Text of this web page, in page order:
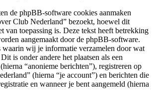
de phpBB-software cookies aanmaken
Club Nederland” bezoekt, hoewel dit
van toepassing is. Deze tekst heeft betrekking
aangemaakt door de phpBB-software.
waarin wij je informatie verzamelen door wat
is onder andere het plaatsen als een
“anonieme berichten”), registreren op
(hierna “je account”) en berichten die
en wanneer je bent aangemeld (hierna